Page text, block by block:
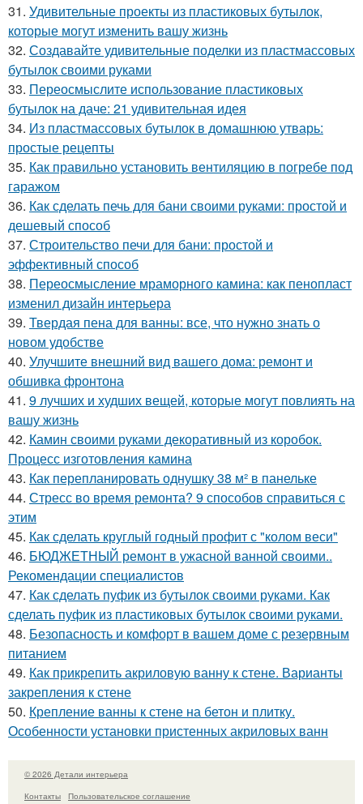
31. Удивительные проекты из пластиковых бутылок,
которые могут изменить вашу жизнь
32. Создавайте удивительные поделки из пластмассовых
бутылок своими руками
33. Переосмыслите использование пластиковых
бутылок на даче: 21 удивительная идея
34. Из пластмассовых бутылок в домашнюю утварь:
простые рецепты
35. Как правильно установить вентиляцию в погребе под
гаражом
36. Как сделать печь для бани своими руками: простой и
дешевый способ
37. Строительство печи для бани: простой и
эффективный способ
38. Переосмысление мраморного камина: как пенопласт
изменил дизайн интерьера
39. Твердая пена для ванны: все, что нужно знать о
новом удобстве
40. Улучшите внешний вид вашего дома: ремонт и
обшивка фронтона
41. 9 лучших и худших вещей, которые могут повлиять на
вашу жизнь
42. Камин своими руками декоративный из коробок.
Процесс изготовления камина
43. Как перепланировать однушку 38 м² в панельке
44. Стресс во время ремонта? 9 способов справиться с
этим
45. Как сделать круглый годный профит с "колом веси"
46. БЮДЖЕТНЫЙ ремонт в ужасной ванной своими..
Рекомендации специалистов
47. Как сделать пуфик из бутылок своими руками. Как
сделать пуфик из пластиковых бутылок своими руками.
48. Безопасность и комфорт в вашем доме с резервным
питанием
49. Как прикрепить акриловую ванну к стене. Варианты
закрепления к стене
50. Крепление ванны к стене на бетон и плитку.
Особенности установки пристенных акриловых ванн
© 2026 Детали интерьера
Контакты
Пользовательское соглашение